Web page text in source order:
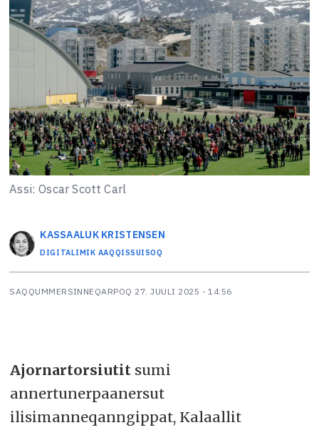
Assi: Oscar Scott Carl
KASSAALUK KRISTENSEN
DIGITALIMIK AAQQISSUISOQ
SAQQUMMERSINNEQARPOQ 27. JUULI 2025 - 14:56
Ajornartorsiutitsumi
annertunerpaanersut
ilisimanneqanngippat, Kalaallit